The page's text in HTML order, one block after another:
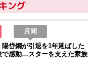
月間
岱鋼が引退を1年延ばした
感動…スターを支えた家族